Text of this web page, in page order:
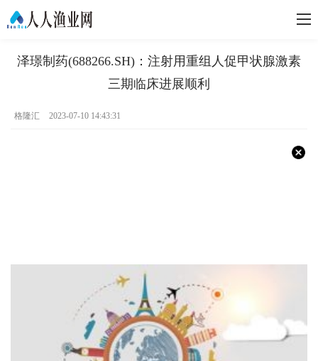
泽璟制药(688266.SH)：注射用重组人促甲状腺激素
三期临床进展顺利
格隆汇 2023-07-10 14:43:31